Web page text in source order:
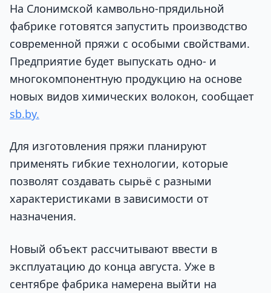
На Слонимской камвольно-прядильной
фабрике готовятся запустить производство
современной пряжи с особыми свойствами.
Предприятие будет выпускать одно- и
многокомпонентную продукцию на основе
новых видов химических волокон, сообщает
sb.by.
Для изготовления пряжи планируют
применять гибкие технологии, которые
позволят создавать сырьё с разными
характеристиками в зависимости от
назначения.
Новый объект рассчитывают ввести в
эксплуатацию до конца августа. Уже в
сентябре фабрика намерена выйти на